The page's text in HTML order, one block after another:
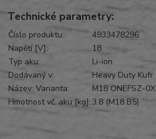
Technické parametry:
Číslo produktu:
4933478296
Napětí [V]:
18
Typ aku:
Li-ion
Dodávaný v:
Heavy Duty Kufr
Název: Varianta:
M18 ONEFSZ-0X
Hmotnost vč. aku [kg]:3.8 (M18 B5)